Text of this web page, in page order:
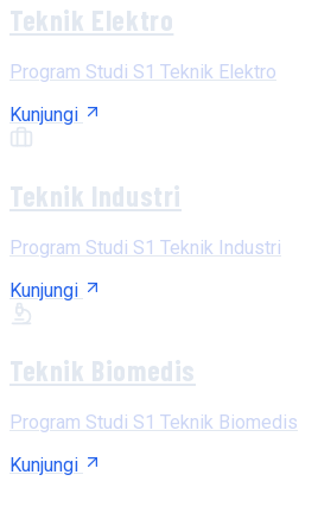
Teknik Elektro
Program Studi S1 Teknik Elektro
Kunjungi
Teknik Industri
Program Studi S1 Teknik Industri
Kunjungi
Teknik Biomedis
Program Studi S1 Teknik Biomedis
Kunjungi